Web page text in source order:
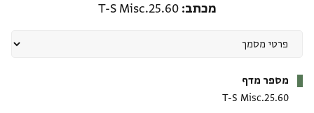
מכתב T-S Misc.25.60
מספר מדף
T-S Misc.25.60